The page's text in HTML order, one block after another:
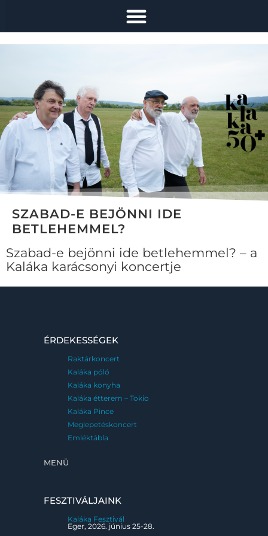
SZABAD-E BEJÖNNI IDE
BETLEHEMMEL?
Szabad-e bejönni ide betlehemmel? – a
Kaláka karácsonyi koncertje
ÉRDEKESSÉGEK
Raktárkoncert
Kaláka póló
Kaláka konyha
Kaláka étterem – Tokio
Kaláka Pince
Meglepetéskoncert
Emléktábla
MENÜ
FESZTIVÁLJAINK
Kaláka Fesztivál
Eger, 2026. június 25-28.